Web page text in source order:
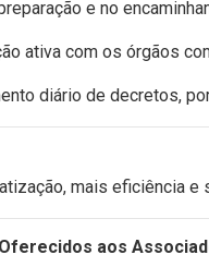
e no
ativa com os órgãos
diário de decretos,
mais eficiência e
aos